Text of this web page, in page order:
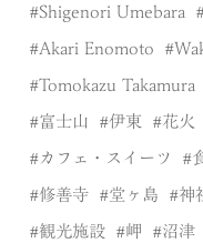
Shigenori Umebara
Akari Enomoto
Tomokazu Takamura
富士山 伊東 花火
カフェ・スイーツ
修善寺 堂ヶ島 神
観光施設 岬 沼津